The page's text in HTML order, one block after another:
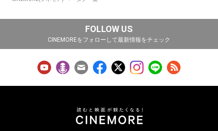
FOLLOW US
CINEMOREをフォローして最新情報をチェック